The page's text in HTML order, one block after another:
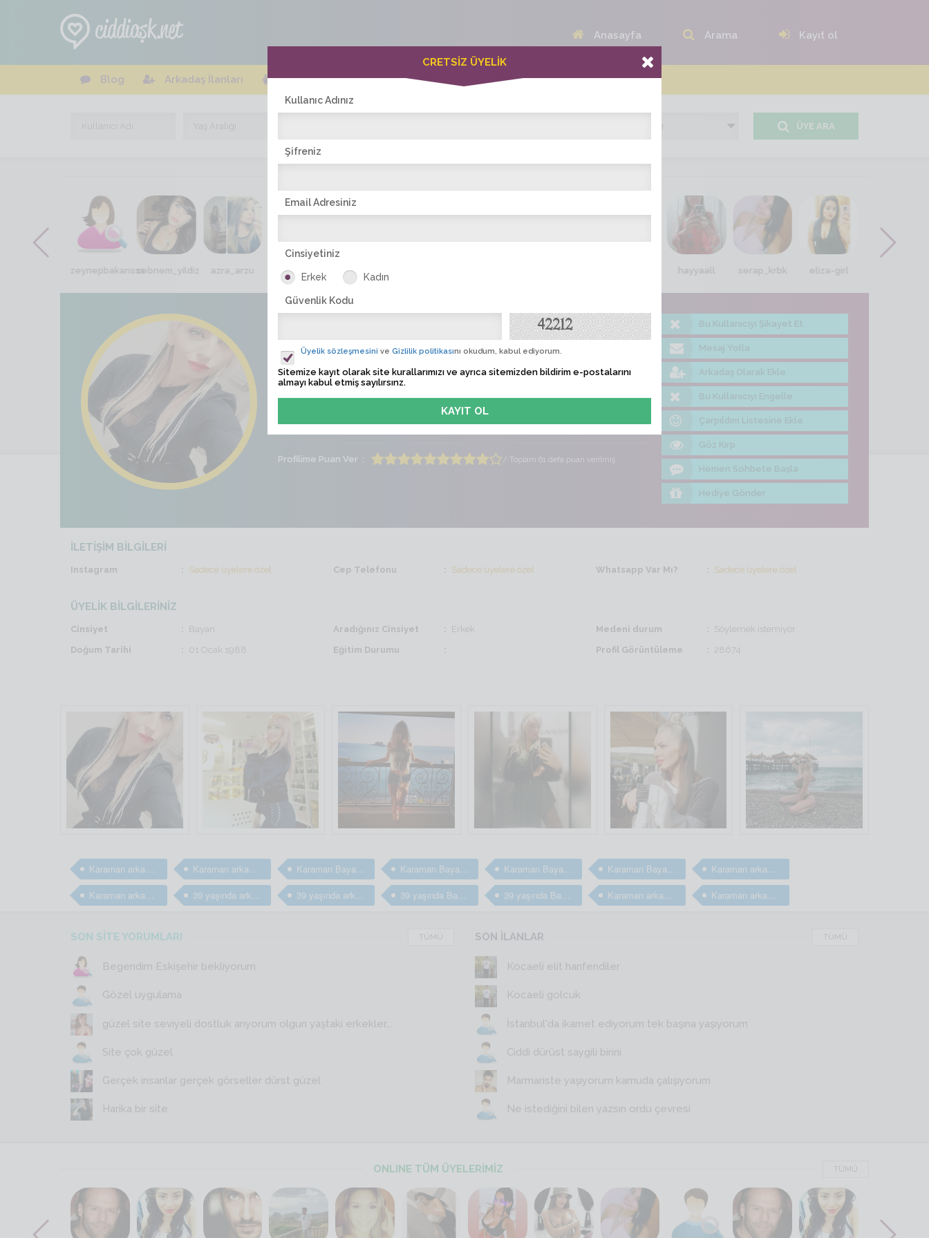
Anasayfa Arama Kayıt ol
Blog Arkadaş İlanları Online Bayanlar(248) Online Erkekler(374)
ÜYE ARA
zeynepbakanssssebnem_yildiz azra_arzu melda_melis rizeliii girllll hayyaall serap_krbk eliza-girl
Albüme Bak
Ziyaret Tarihi
Cinsiyeti Bayan Yaş 39
Profilime Puan Ver / Toplam 61 defa puan verilmiş
Bu Kullanıcıyı Şikayet Et
Mesaj Yolla
Arkadaş Olarak Ekle
Bu Kullanıcıyı Engelle
Çarpıldım Listesine Ekle
Göz Kırp
Hemen Sohbete Başla
Hediye Gönder
İLETİŞİM BİLGİLERİ
Instagram Sadece üyelere özel Cep Telefonu Sadece üyelere özel Whatsapp Var Mı? Sadece üyelere özel
ÜYELİK BİLGİLERİNİZ
Cinsiyet Bayan Aradığınız Cinsiyet Erkek Medeni durum
Söylemek istemiyor
Doğum Tarihi
01 Ocak 1988 Eğitim Durumu Profil Görüntüleme 28674
Karaman arkadaş Karaman arkadaş Karaman Bayan arkadaş Karaman Bayan arkadaş Karaman Bayan arkadaş arıyorum Karaman Bayan arkadaş arıyorum Karaman arkadaş arıyorum
Karaman arkadaş arıyorum 39 yaşında arkadaş arıyorum 39 yaşında arkadaş arıyorum 39 yaşında Bayan arkadaş 39 yaşında Bayan arkadaş Karaman arkadaşlık sitesi Karaman arkadaşlık sitesi
SON SİTE YORUMLARI TÜMÜ
Begendim Eskişehir bekliyorum
Gözel uygulama
güzel site seviyeli dostluk arıyorum olgun yaştaki erkekler...
Site çok güzel
Gerçek insanlar gerçek görseller dürst güzel
Harika bir site
SON İLANLAR TÜMÜ
Kocaeli elit hanfendiler
Kocaeli golcuk
İstanbul'da ikamet ediyorum tek başına yaşıyorum
Ciddi dürüst saygili birini
Marmariste yaşıyorum kamuda çalışıyorum
Ne istediğini bilen yazsın ordu çevresi
ONLINE TÜM ÜYELERİMİZ TÜMÜ
CRETSİZ ÜYELİK
Kullanıc Adınız
Şifreniz
Email Adresiniz
Cinsiyetiniz
Erkek Kadın
Güvenlik Kodu
Üyelik sözleşmesini ve Gizlilik politikasını okudum, kabul ediyorum.
Sitemize kayıt olarak site kurallarımızı ve ayrıca sitemizden bildirim e-postalarını
almayı kabul etmiş sayılırsınz.